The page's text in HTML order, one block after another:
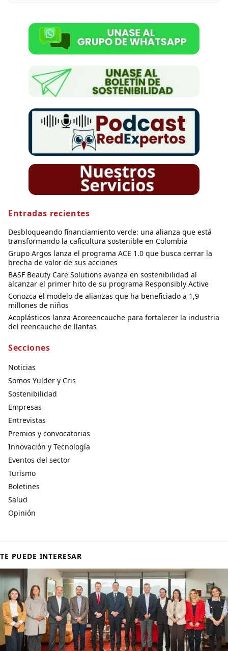
Entradas recientes
Desbloqueando financiamiento verde: una alianza que está
transformando la caficultura sostenible en Colombia
Grupo Argos lanza el programa ACE 1.0 que busca cerrar la
brecha de valor de sus acciones
BASF Beauty Care Solutions avanza en sostenibilidad al
alcanzar el primer hito de su programa Responsibly Active
Conozca el modelo de alianzas que ha beneficiado a 1,9
millones de niños
Acoplásticos lanza Acoreencauche para fortalecer la industria
del reencauche de llantas
Secciones
Noticias
Somos Yulder y Cris
Sostenibilidad
Empresas
Entrevistas
Premios y convocatorias
Innovación y Tecnología
Eventos del sector
Turismo
Boletines
Salud
Opinión
TE PUEDE INTERESAR